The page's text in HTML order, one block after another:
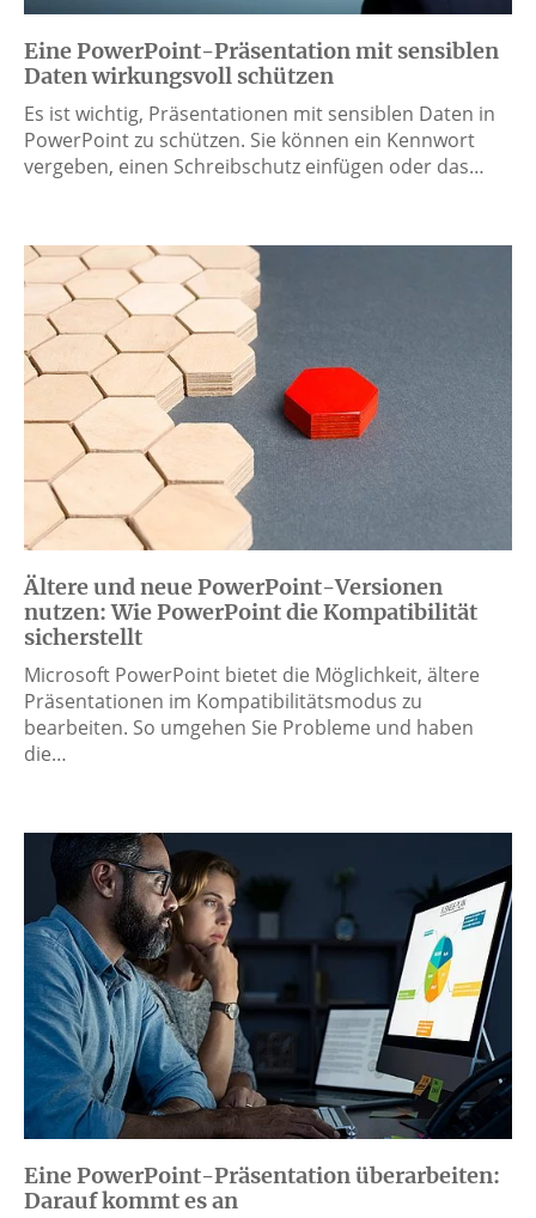
Eine PowerPoint-Präsentation mit sensiblen
Daten wirkungsvoll schützen
Es ist wichtig, Präsentationen mit sensiblen Daten in
PowerPoint zu schützen. Sie können ein Kennwort
vergeben, einen Schreibschutz einfügen oder das…
Ältere und neue PowerPoint-Versionen
nutzen: Wie PowerPoint die Kompatibilität
sicherstellt
Microsoft PowerPoint bietet die Möglichkeit, ältere
Präsentationen im Kompatibilitätsmodus zu
bearbeiten. So umgehen Sie Probleme und haben
die…
Eine PowerPoint-Präsentation überarbeiten:
Darauf kommt es an